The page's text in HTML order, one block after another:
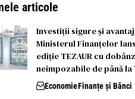
articole
Investiții sigure și
Ministerul Finanțelor
ediție TEZAUR cu
neimpozabile de până la
EconomieFinanțe și Bănci